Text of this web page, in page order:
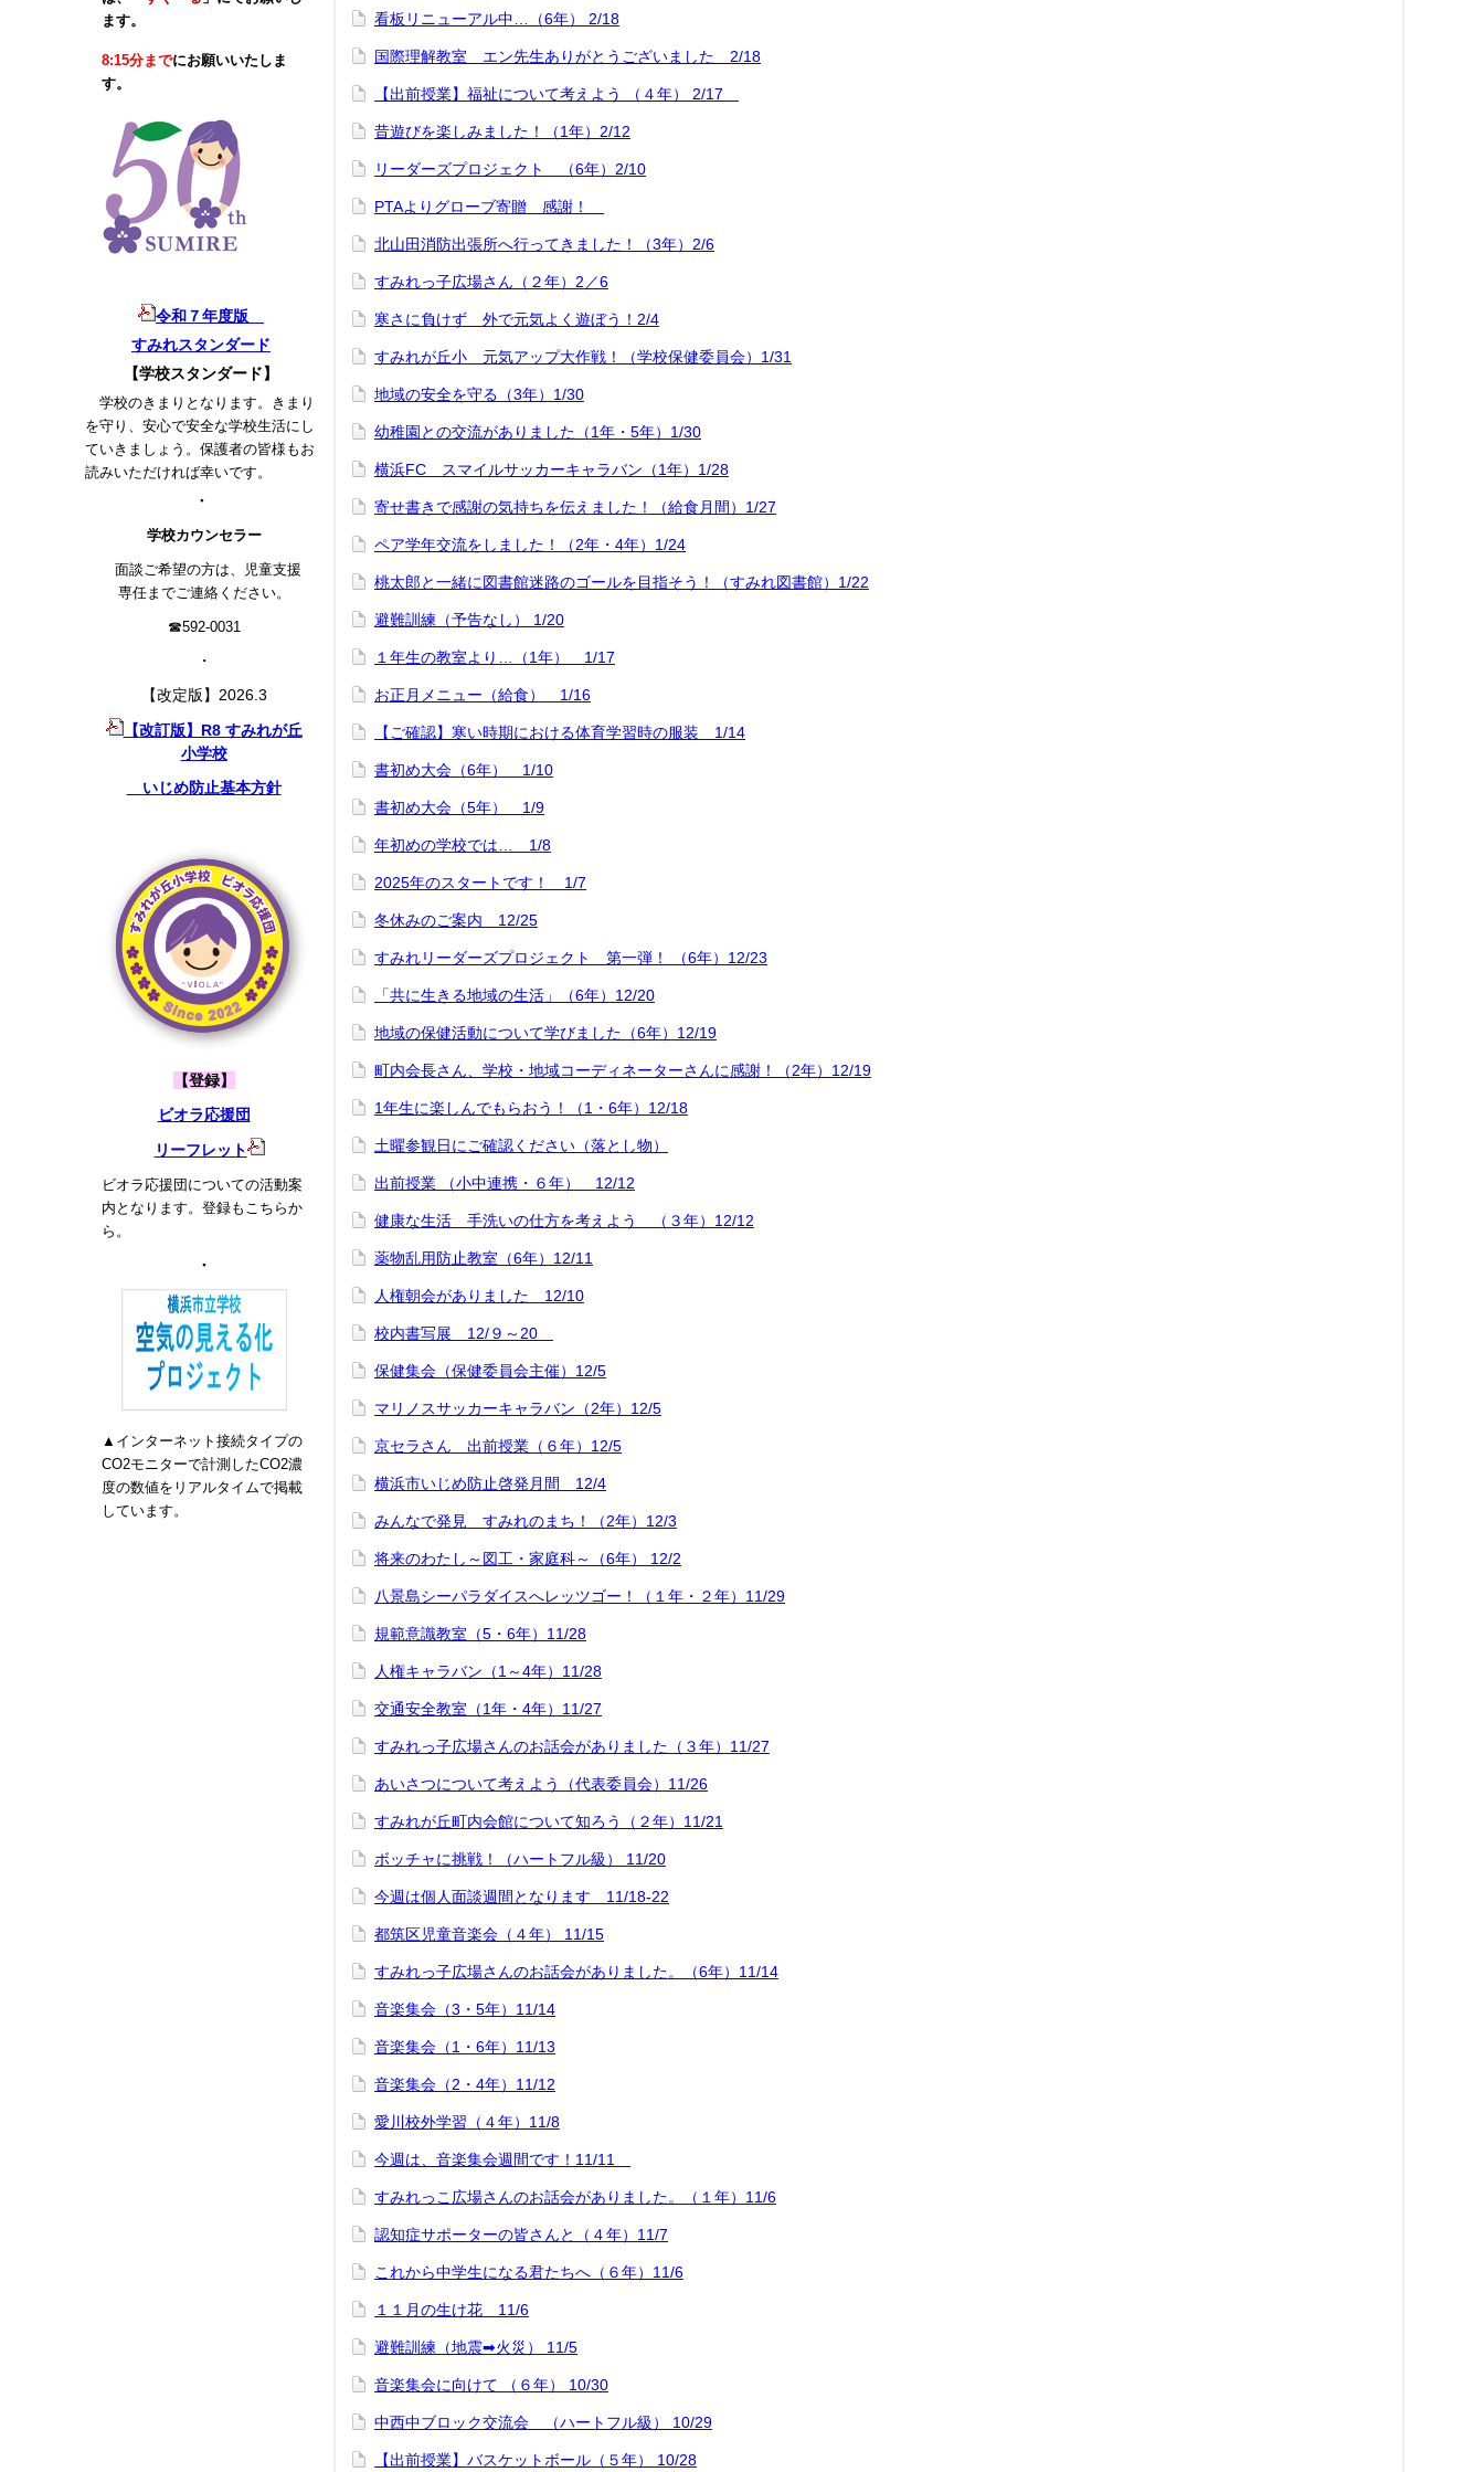
ます。
8:15分までにお願いいたしま
す。
令和７年度版
すみれスタンダード
【学校スタンダード】
学校のきまりとなります。きまり
を守り、安心で安全な学校生活にし
ていきましょう。保護者の皆様もお
読みいただければ幸いです。
・
学校カウンセラー
面談ご希望の方は、児童支援
専任までご連絡ください。
☎592-0031
・
【改定版】2026.3
【改訂版】R8 すみれが丘
小学校
いじめ防止基本方針
【登録】
ビオラ応援団
リーフレット
ビオラ応援団についての活動案
内となります。登録もこちらか
ら。
・
▲インターネット接続タイプの
CO2モニターで計測したCO2濃
度の数値をリアルタイムで掲載
しています。
看板リニューアル中…（6年） 2/18
国際理解教室 エン先生ありがとうございました 2/18
【出前授業】福祉について考えよう （４年） 2/17
昔遊びを楽しみました！（1年）2/12
リーダーズプロジェクト （6年）2/10
PTAよりグローブ寄贈 感謝！
北山田消防出張所へ行ってきました！（3年）2/6
すみれっ子広場さん（２年）2／6
寒さに負けず 外で元気よく遊ぼう！2/4
すみれが丘小 元気アップ大作戦！（学校保健委員会）1/31
地域の安全を守る（3年）1/30
幼稚園との交流がありました（1年・5年）1/30
横浜FC スマイルサッカーキャラバン（1年）1/28
寄せ書きで感謝の気持ちを伝えました！（給食月間）1/27
ペア学年交流をしました！（2年・4年）1/24
桃太郎と一緒に図書館迷路のゴールを目指そう！（すみれ図書館）1/22
避難訓練（予告なし） 1/20
１年生の教室より…（1年） 1/17
お正月メニュー（給食） 1/16
【ご確認】寒い時期における体育学習時の服装 1/14
書初め大会（6年） 1/10
書初め大会（5年） 1/9
年初めの学校では… 1/8
2025年のスタートです！ 1/7
冬休みのご案内 12/25
すみれリーダーズプロジェクト 第一弾！ （6年）12/23
「共に生きる地域の生活」（6年）12/20
地域の保健活動について学びました（6年）12/19
町内会長さん、学校・地域コーディネーターさんに感謝！（2年）12/19
1年生に楽しんでもらおう！（1・6年）12/18
土曜参観日にご確認ください（落とし物）
出前授業 （小中連携・６年） 12/12
健康な生活 手洗いの仕方を考えよう （３年）12/12
薬物乱用防止教室（6年）12/11
人権朝会がありました 12/10
校内書写展 12/９～20
保健集会（保健委員会主催）12/5
マリノスサッカーキャラバン（2年）12/5
京セラさん 出前授業（６年）12/5
横浜市いじめ防止啓発月間 12/4
みんなで発見 すみれのまち！（2年）12/3
将来のわたし～図工・家庭科～（6年） 12/2
八景島シーパラダイスへレッツゴー！（１年・２年）11/29
規範意識教室（5・6年）11/28
人権キャラバン（1～4年）11/28
交通安全教室（1年・4年）11/27
すみれっ子広場さんのお話会がありました（３年）11/27
あいさつについて考えよう（代表委員会）11/26
すみれが丘町内会館について知ろう（２年）11/21
ボッチャに挑戦！（ハートフル級） 11/20
今週は個人面談週間となります 11/18-22
都筑区児童音楽会（４年） 11/15
すみれっ子広場さんのお話会がありました。（6年）11/14
音楽集会（3・5年）11/14
音楽集会（1・6年）11/13
音楽集会（2・4年）11/12
愛川校外学習（４年）11/8
今週は、音楽集会週間です！11/11
すみれっこ広場さんのお話会がありました。（１年）11/6
認知症サポーターの皆さんと（４年）11/7
これから中学生になる君たちへ（６年）11/6
１１月の生け花 11/6
避難訓練（地震➡火災） 11/5
音楽集会に向けて （６年） 10/30
中西中ブロック交流会 （ハートフル級） 10/29
【出前授業】バスケットボール（５年） 10/28